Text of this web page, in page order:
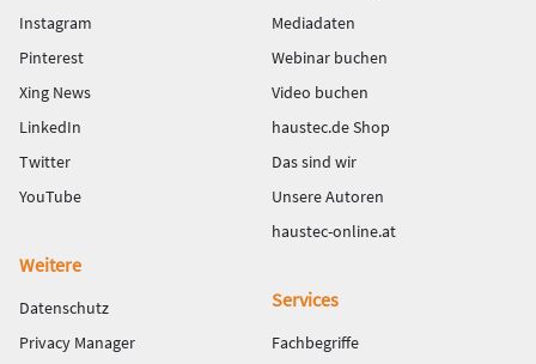
Instagram
Pinterest
Xing News
LinkedIn
Twitter
YouTube
Mediadaten
Webinar buchen
Video buchen
haustec.de Shop
Das sind wir
Unsere Autoren
haustec-online.at
Weitere
Datenschutz
Privacy Manager
Services
Fachbegriffe